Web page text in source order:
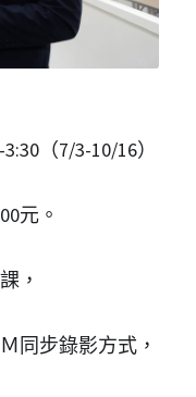
（7/3-10/16）
元。
，
同步錄影方式，